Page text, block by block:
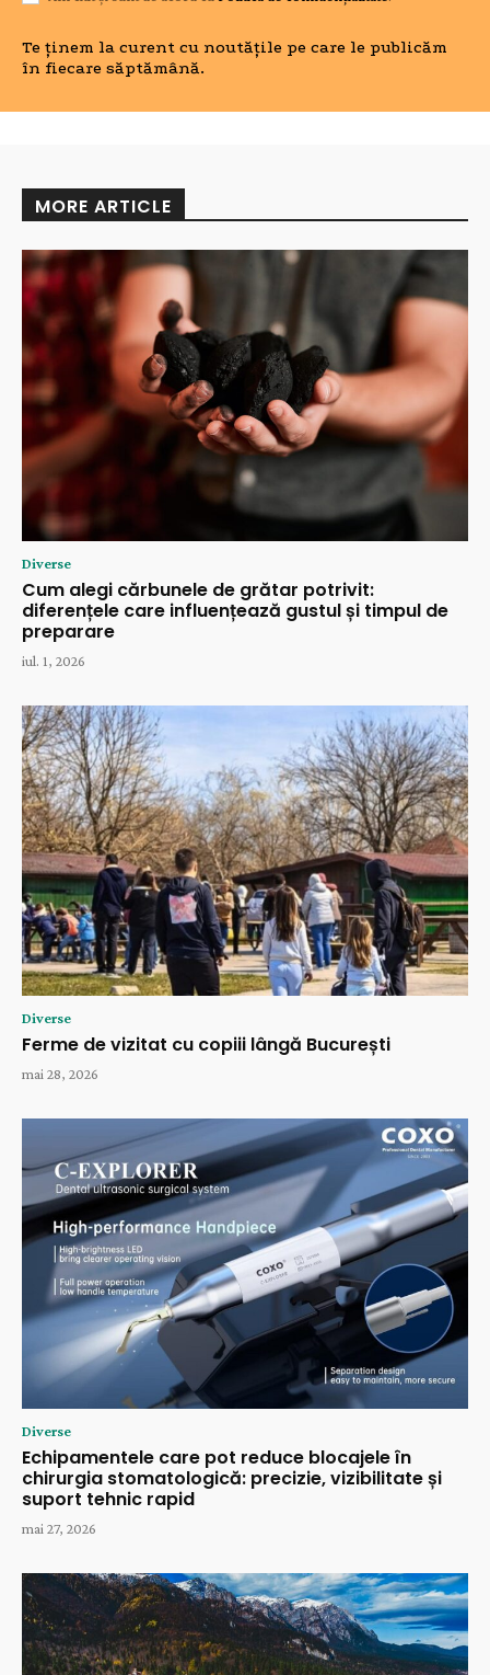
Te ținem la curent cu noutățile pe care le publicăm
în fiecare săptămână.
MORE ARTICLE
Diverse
Cum alegi cărbunele de grătar potrivit:
diferențele care influențează gustul și timpul de
preparare
iul. 1, 2026
Diverse
Ferme de vizitat cu copiii lângă București
mai 28, 2026
Diverse
Echipamentele care pot reduce blocajele în
chirurgia stomatologică: precizie, vizibilitate și
suport tehnic rapid
mai 27, 2026